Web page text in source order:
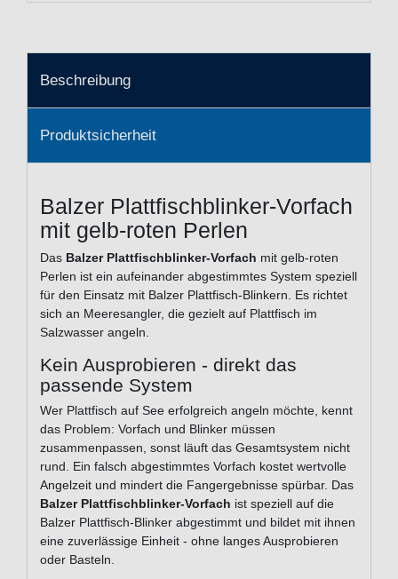
Beschreibung
Produktsicherheit
Balzer Plattfischblinker-Vorfach
mit gelb-roten Perlen
Das Balzer Plattfischblinker-Vorfach mit gelb-roten
Perlen ist ein aufeinander abgestimmtes System speziell
für den Einsatz mit Balzer Plattfisch-Blinkern. Es richtet
sich an Meeresangler, die gezielt auf Plattfisch im
Salzwasser angeln.
Kein Ausprobieren - direkt das
passende System
Wer Plattfisch auf See erfolgreich angeln möchte, kennt
das Problem: Vorfach und Blinker müssen
zusammenpassen, sonst läuft das Gesamtsystem nicht
rund. Ein falsch abgestimmtes Vorfach kostet wertvolle
Angelzeit und mindert die Fangergebnisse spürbar. Das
Balzer Plattfischblinker-Vorfach ist speziell auf die
Balzer Plattfisch-Blinker abgestimmt und bildet mit ihnen
eine zuverlässige Einheit - ohne langes Ausprobieren
oder Basteln.